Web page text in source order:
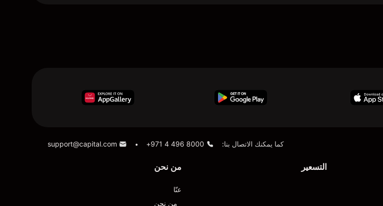
كما يمكنك الاتصال بنا: +971 4 496 8000
•
support@capital.com
التسعير من نحن
عنّا
من نحن